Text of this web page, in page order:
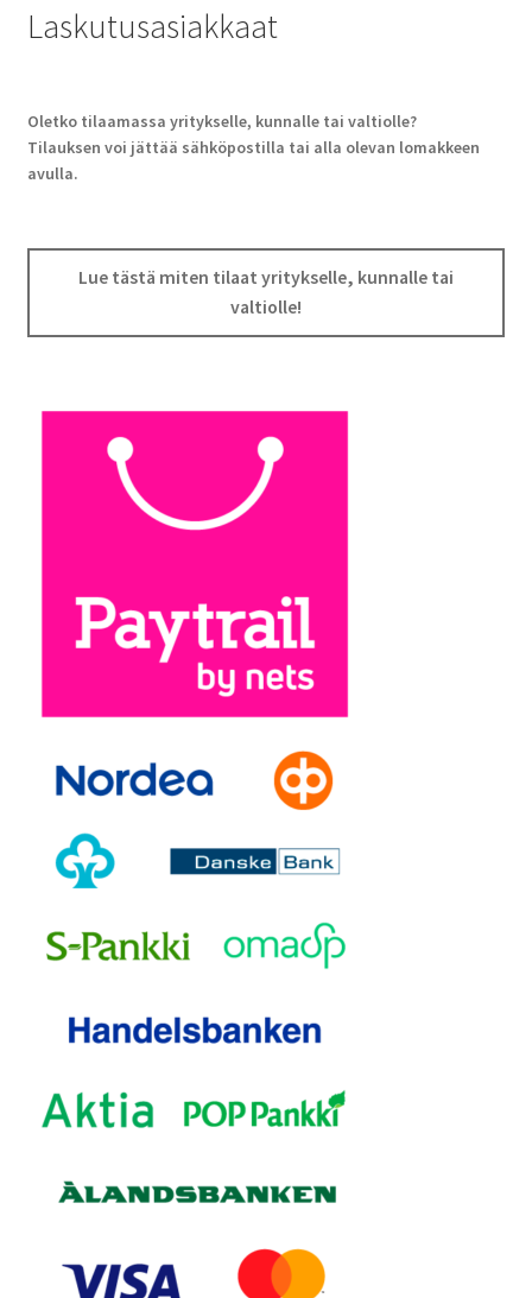
Laskutusasiakkaat
Oletko tilaamassa yritykselle, kunnalle tai valtiolle?
Tilauksen voi jättää sähköpostilla tai alla olevan lomakkeen
avulla.
Lue tästä miten tilaat yritykselle, kunnalle tai
valtiolle!